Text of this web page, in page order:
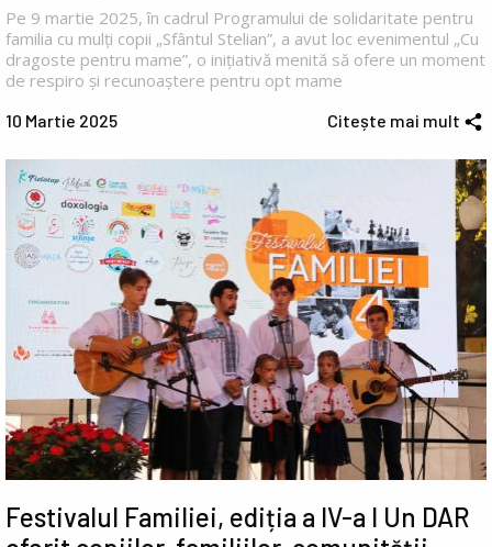
Pe 9 martie 2025, în cadrul Programului de solidaritate pentru
familia cu mulți copii „Sfântul Stelian”, a avut loc evenimentul „Cu
dragoste pentru mame”, o inițiativă menită să ofere un moment
de respiro și recunoaștere pentru opt mame
10 Martie 2025 Citește mai mult
Festivalul Familiei, ediția a IV-a I Un DAR